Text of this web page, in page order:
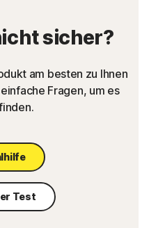
sicher?
am besten zu Ihnen
Fragen, um es
Test